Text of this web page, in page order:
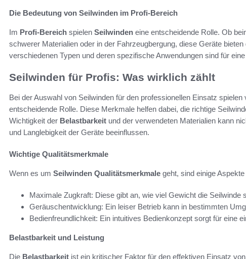
Die Bedeutung von Seilwinden im Profi-Bereich
Im Profi-Bereich spielen Seilwinden eine entscheidende Rolle. Ob
schwerer Materialien oder in der Fahrzeugbergung, diese Geräte
verschiedenen Typen und deren spezifische Anwendungen sind für
Seilwinden für Profis: Was wirklich zählt
Bei der Auswahl von Seilwinden für den professionellen Einsatz
entscheidende Rolle. Diese Merkmale helfen dabei, die richtige
Wichtigkeit der Belastbarkeit und der verwendeten Materialien kann
und Langlebigkeit der Geräte beeinflussen.
Wichtige Qualitätsmerkmale
Wenn es um Seilwinden Qualitätsmerkmale geht, sind einige
Maximale Zugkraft: Diese gibt an, wie viel Gewicht die Seilwinde
Geräuschentwicklung: Ein leiser Betrieb kann in bestimmten
Bedienfreundlichkeit: Ein intuitives Bedienkonzept sorgt für eine
Belastbarkeit und Leistung
Die Belastbarkeit ist ein kritischer Faktor für den effektiven Einsatz